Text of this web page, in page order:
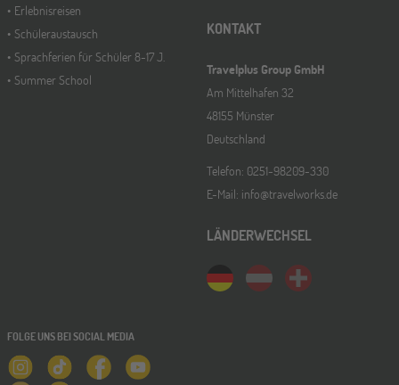
Erlebnisreisen
Schüleraustausch
Sprachferien für Schüler 8-17 J.
Summer School
KONTAKT
Travelplus Group GmbH
Am Mittelhafen 32
48155 Münster
Deutschland
Telefon: 0251-98209-330
E-Mail: info@travelworks.de
LÄNDERWECHSEL
FOLGE UNS BEI SOCIAL MEDIA